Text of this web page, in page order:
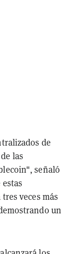
de
las
señaló
veces más
un